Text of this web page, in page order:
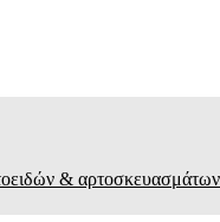
& αρτοσκευασμάτων